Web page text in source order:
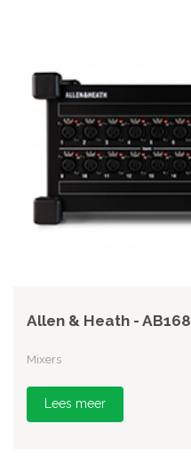
Allen & Heath - AB168
Mixers
Lees meer